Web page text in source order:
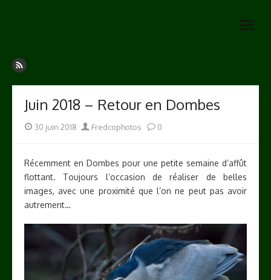
open
Juin 2018 – Retour en Dombes
Posted
30 juin 2018 Author
Fredcophotos 0
Récemment en Dombes pour une petite semaine d’affût
flottant. Toujours l’occasion de réaliser de belles
images, avec une proximité que l’on ne peut pas avoir
autrement…